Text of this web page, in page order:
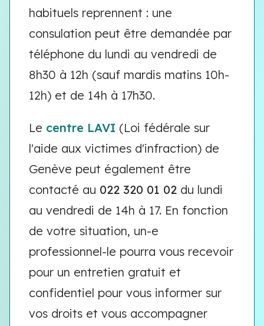
habituels reprennent : une
consulation peut être demandée par
téléphone du lundi au vendredi de
8h30 à 12h (sauf mardis matins 10h-
12h) et de 14h à 17h30.
Le centre LAVI (Loi fédérale sur
l'aide aux victimes d'infraction) de
Genève peut également être
contacté au 022 320 01 02 du lundi
au vendredi de 14h à 17. En fonction
de votre situation, un-e
professionnel-le pourra vous recevoir
pour un entretien gratuit et
confidentiel pour vous informer sur
vos droits et vous accompagner